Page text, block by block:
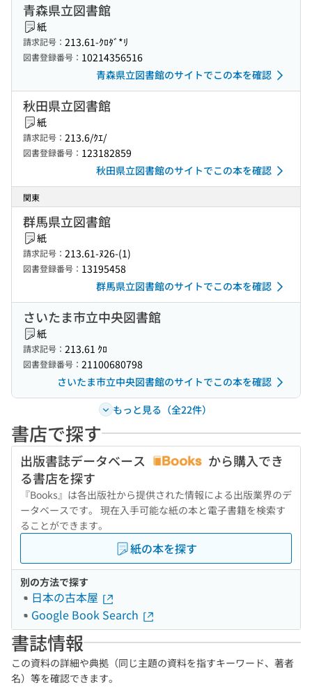
青森県立図書館
紙
請求記号： 213.61-ｸﾛﾀﾞ*ﾘ
図書登録番号： 10214356516
青森県立図書館のサイトでこの本を確認
秋田県立図書館
紙
請求記号： 213.6/ｸｴ/
図書登録番号： 123182859
秋田県立図書館のサイトでこの本を確認
関東
群馬県立図書館
紙
請求記号： 213.61-ﾇ26-(1)
図書登録番号： 13195458
群馬県立図書館のサイトでこの本を確認
さいたま市立中央図書館
紙
請求記号： 213.61 ｸﾛ
図書登録番号： 21100680798
さいたま市立中央図書館のサイトでこの本を確認
もっと見る（全22件）
書店で探す
出版書誌データベース
から購入でき
る書店を探す
『Books』は各出版社から提供された情報による出版業界のデ
ータベースです。 現在入手可能な紙の本と電子書籍を検索す
ることができます。
紙の本を探す
別の方法で探す
日本の古本屋
Google Book Search
書誌情報
この資料の詳細や典拠（同じ主題の資料を指すキーワード、著者
名）等を確認できます。